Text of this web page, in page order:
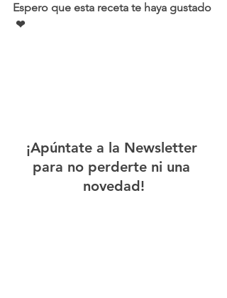
Espero que esta receta te haya gustado
❤
¡Apúntate a la Newsletter
para no perderte ni una
novedad!